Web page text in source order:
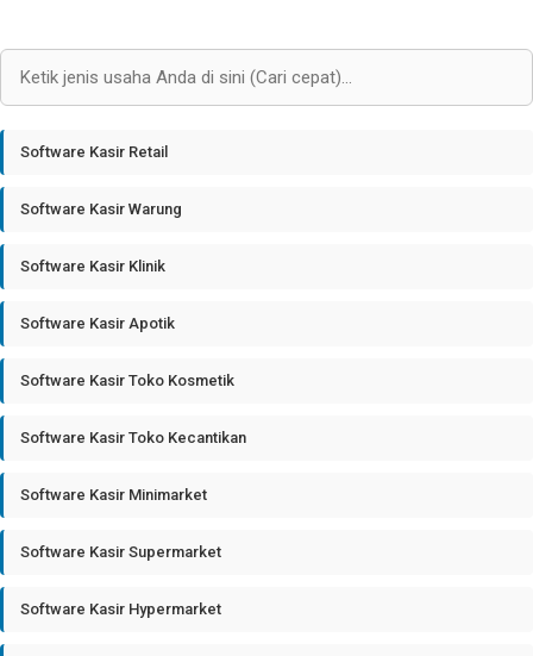
Software Kasir Retail
Software Kasir Warung
Software Kasir Klinik
Software Kasir Apotik
Software Kasir Toko Kosmetik
Software Kasir Toko Kecantikan
Software Kasir Minimarket
Software Kasir Supermarket
Software Kasir Hypermarket